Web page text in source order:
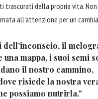
trascurati della propria vita. Non
all'attenzione per un
dell'inconscio, il
mappa, i suoi semi
il nostro cammino,
risiede la nostra
possiamo nutrirla."